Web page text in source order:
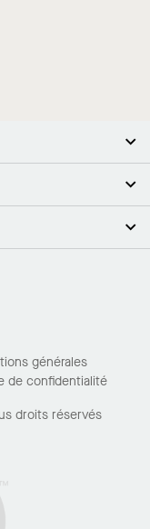
générales
de confidentialité
droits réservés